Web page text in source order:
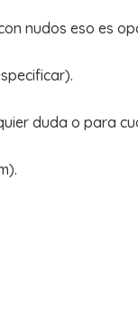
nudos eso es
duda o para